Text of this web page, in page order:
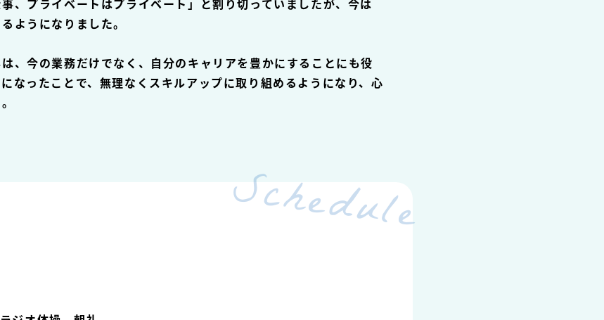
ようになりました。
、今の業務だけでなく、自分のキャリアを豊かにすることにも役
なったことで、無理なくスキルアップに取り組めるようになり、心
Schedule